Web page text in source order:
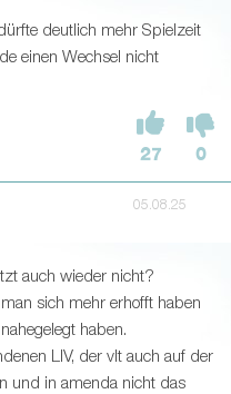
deutlich mehr Spielzeit
einen Wechsel nicht
27 0
05.08.25
auch wieder nicht?
sich mehr erhofft haben
haben.
LIV, der vlt auch auf der
und in amenda nicht das